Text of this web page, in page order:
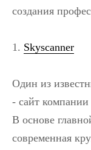
создания
1. Skyscanner
Один из
- сайт
В основе
современная